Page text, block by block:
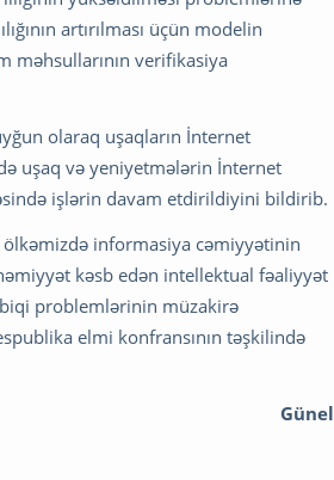
artırılması üçün modelin
məhsullarının verifikasiya
olaraq uşaqların İnternet
uşaq və yeniyetmələrin İnternet
işlərin davam etdirildiyini bildirib.
informasiya cəmiyyətinin
kəsb edən intellektual fəaliyyət
problemlərinin müzakirə
elmi konfransının təşkilində
Günel